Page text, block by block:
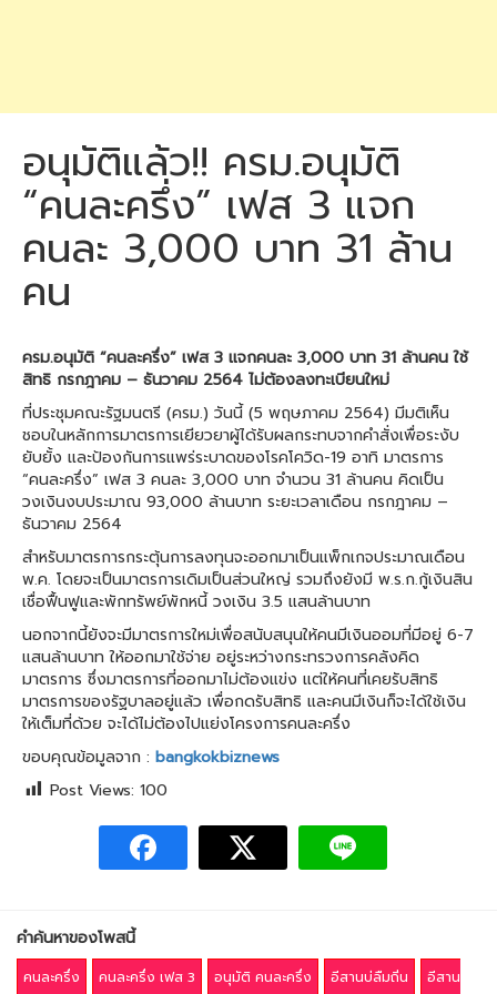
อนุมัติแล้ว!! ครม.อนุมัติ
“คนละครึ่ง” เฟส 3 แจก
คนละ 3,000 บาท 31 ล้าน
คน
ครม.อนุมัติ “คนละครึ่ง” เฟส 3 แจกคนละ 3,000 บาท 31 ล้านคน ใช้
สิทธิ กรกฎาคม – ธันวาคม 2564 ไม่ต้องลงทะเบียนใหม่
ที่ประชุมคณะรัฐมนตรี (ครม.) วันนี้ (5 พฤษภาคม 2564) มีมติเห็น
ชอบในหลักการมาตรการเยียวยาผู้ได้รับผลกระทบจากคำสั่งเพื่อระงับ
ยับยั้ง และป้องกันการแพร่ระบาดของโรคโควิด-19 อาทิ มาตรการ
“คนละครึ่ง” เฟส 3 คนละ 3,000 บาท จำนวน 31 ล้านคน คิดเป็น
วงเงินงบประมาณ 93,000 ล้านบาท ระยะเวลาเดือน กรกฎาคม –
ธันวาคม 2564
สำหรับมาตรการกระตุ้นการลงทุนจะออกมาเป็นแพ็กเกจประมาณเดือน
พ.ค. โดยจะเป็นมาตรการเดิมเป็นส่วนใหญ่ รวมถึงยังมี พ.ร.ก.กู้เงินสิน
เชื่อฟื้นฟูและพักทรัพย์พักหนี้ วงเงิน 3.5 แสนล้านบาท
นอกจากนี้ยังจะมีมาตรการใหม่เพื่อสนับสนุนให้คนมีเงินออมที่มีอยู่ 6-7
แสนล้านบาท ให้ออกมาใช้จ่าย อยู่ระหว่างกระทรวงการคลังคิด
มาตรการ ซึ่งมาตรการที่ออกมาไม่ต้องแข่ง แต่ให้คนที่เคยรับสิทธิ
มาตรการของรัฐบาลอยู่แล้ว เพื่อกดรับสิทธิ และคนมีเงินก็จะได้ใช้เงิน
ให้เต็มที่ด้วย จะได้ไม่ต้องไปแย่งโครงการคนละครึ่ง
ขอบคุณข้อมูลจาก : bangkokbiznews
Post Views: 100
คำค้นหาของโพสนี้
คนละครึ่ง คนละครึ่ง เฟส 3 อนุมัติ คนละครึ่ง อีสานบ่ลืมถิ่น
อีสาน